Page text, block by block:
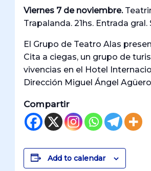
Viernes 7 de noviembre.
Trapalanda. 21hs. Entrada gral.
El Grupo de Teatro Alas
Cita a ciegas, un grupo de
vivencias en el Hotel
Dirección Miguel Ángel
Compartir
Add to calendar